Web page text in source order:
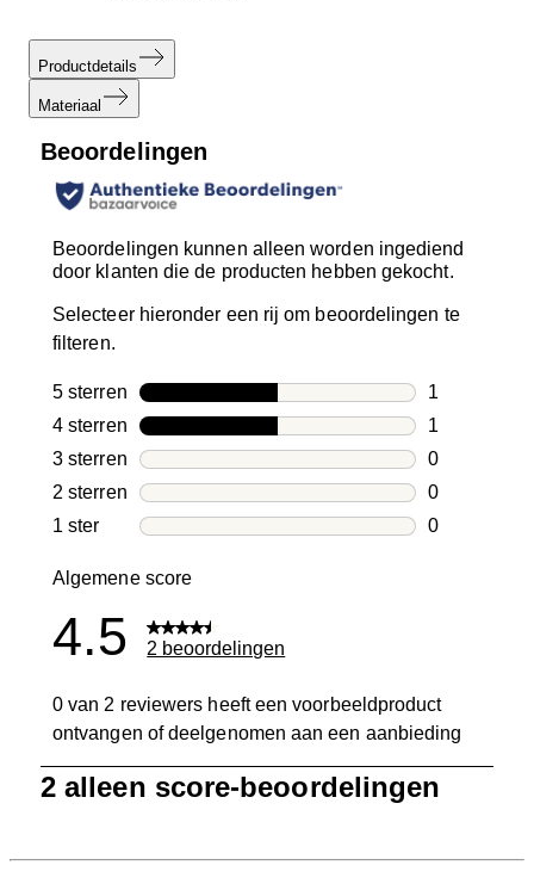
Productdetails
Materiaal
Beoordelingen
Beoordelingen kunnen alleen worden ingediend
door klanten die de producten hebben gekocht.
Selecteer hieronder een rij om beoordelingen te
filteren.
5 sterren sterren
1
1
4 sterren sterren
1
1
3 sterren sterren
0
0
2 sterren sterren
0
0
1 ster sterren
0
Algemene score
4.5 2 beoordelingen
0 van 2 reviewers heeft een voorbeeldproduct
ontvangen of deelgenomen aan een aanbieding
van
2 alleen score-beoordelingen